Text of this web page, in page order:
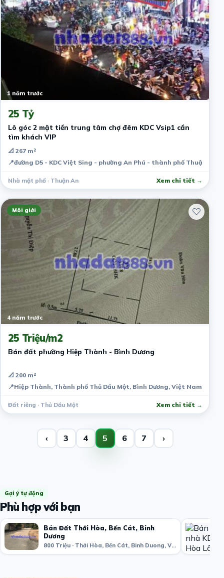
1 năm trước
25 Tỷ
Lô góc 2 mặt tiền trung tâm chợ đêm KDC Vsip1 cần
tìm khách VIP
📐 267 m²
📍đường D5 - KDC Việt Sing - phường An Phú - thành phố Thuận An -
Nhà mặt phố · Thuận An Xem chi tiết →
Môi giới
4 năm trước
25 Triệu/m2
Bán đất phường Hiệp Thành - Bình Dương
📐 200 m²
📍Hiệp Thành, Thành phố Thủ Dầu Một, Bình Dương, Việt Nam
Đất riêng · Thủ Dầu Một Xem chi tiết →
‹ 3 4 5 6 7 ›
Gợi ý tự động
Phù hợp với bạn
Bán Đất Thới Hòa, Bến Cát, Binh
Dương
800 Triệu · Thới Hòa, Bến Cát, Binh Duong, Vietnam